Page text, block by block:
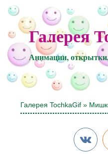
Галерея
Анимации,
Галерея TochkaGif »